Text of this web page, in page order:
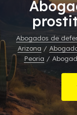
Delitos Graves
Bancarrota
Más
Recursos
Sobre Nosotros
Abogados de
Arizona /
Peoria /